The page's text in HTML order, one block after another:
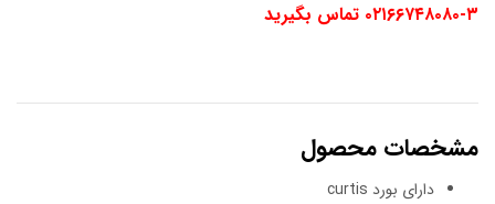
۳-۰۲۱۶۶۷۴۸۰۸۰ تماس بگیرید
مشخصات محصول
دارای بورد curtis